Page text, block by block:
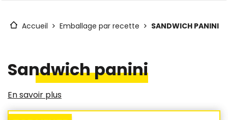
Accueil Emballage par recette SANDWICH PANINI
Sandwich panini
En savoir plus